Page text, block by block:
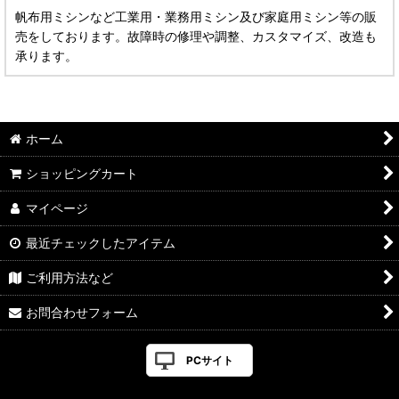
帆布用ミシンなど工業用・業務用ミシン及び家庭用ミシン等の販
売をしております。故障時の修理や調整、カスタマイズ、改造も
承ります。
ホーム
ショッピングカート
マイページ
最近チェックしたアイテム
ご利用方法など
お問合わせフォーム
PCサイト